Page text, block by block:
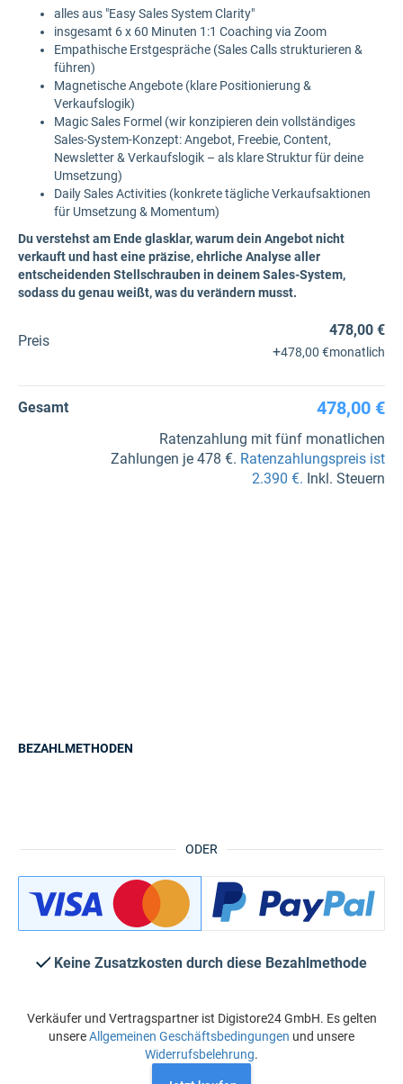
alles aus "Easy Sales System Clarity"
insgesamt 6 x 60 Minuten 1:1 Coaching via Zoom
Empathische Erstgespräche (Sales Calls strukturieren &
führen)
Magnetische Angebote (klare Positionierung &
Verkaufslogik)
Magic Sales Formel (wir konzipieren dein vollständiges
Sales-System-Konzept: Angebot, Freebie, Content,
Newsletter & Verkaufslogik – als klare Struktur für deine
Umsetzung)
Daily Sales Activities (konkrete tägliche Verkaufsaktionen
für Umsetzung & Momentum)
Du verstehst am Ende glasklar, warum dein Angebot nicht
verkauft und hast eine präzise, ehrliche Analyse aller
entscheidenden Stellschrauben in deinem Sales-System,
sodass du genau weißt, was du verändern musst.
Preis
478,00 €
+478,00 €monatlich
Gesamt 478,00 €
Ratenzahlung mit fünf monatlichen
Zahlungen je 478 €. Ratenzahlungspreis ist
2.390 €. Inkl. Steuern
ODER
BEZAHLMETHODEN
Keine Zusatzkosten durch diese Bezahlmethode
Verkäufer und Vertragspartner ist Digistore24 GmbH. Es gelten
unsereAllgemeinen Geschäftsbedingungen und unsere
Widerrufsbelehrung.